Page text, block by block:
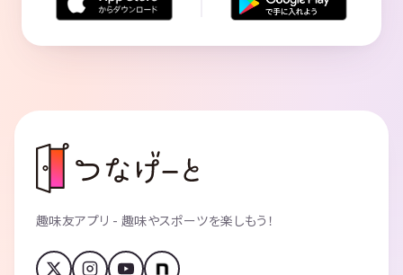
趣味友アプリ - 趣味やスポーツを楽しもう！